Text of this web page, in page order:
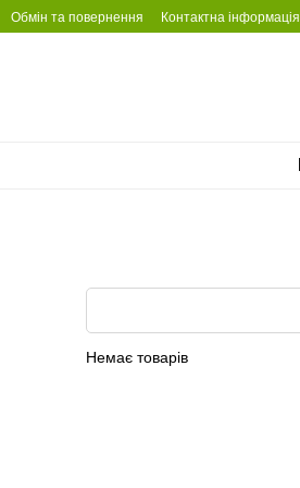
Обмін та повернення Контактна інформація
Немає товарів